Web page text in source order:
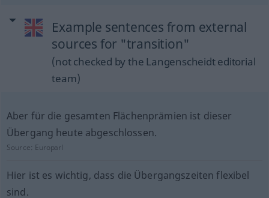
Example sentences from external
sources for "transition"
(not checked by the Langenscheidt editorial
team)
Aber für die gesamten Flächenprämien ist dieser
Übergang heute abgeschlossen.
Source: Europarl
Hier ist es wichtig, dass die Übergangszeiten flexibel
sind.